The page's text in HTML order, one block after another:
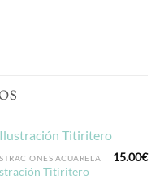
ACUARELA
Titiritero
15.00€